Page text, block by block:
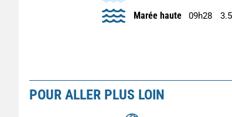
Marée haute 09h28
POUR ALLER PLUS LOIN